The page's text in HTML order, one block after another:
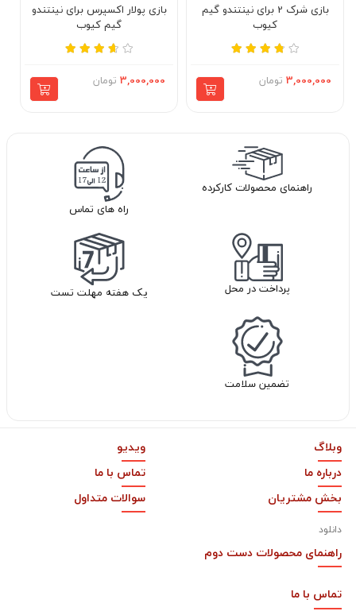
بازی شرک 2 برای نینتندو گیم
کیوب
3,000,000 تومان
بازی پولار اکسپرس برای نینتندو
گیم کیوب
3,000,000 تومان
راهنمای محصولات کارکرده
راه های تماس
پرداخت در محل یک هفته مهلت تست
تضمین سلامت
وبلاگ
ویدیو
درباره ما
تماس با ما
بخش مشتریان
دانلود
سوالات متداول
راهنمای محصولات دست دوم
تماس با ما